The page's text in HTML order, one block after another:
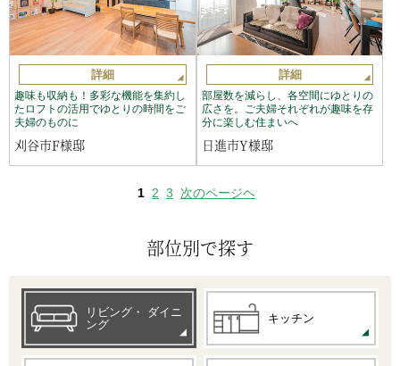
部位別で探す
リビング・
ダイニ
ング
キッチン
詳細
趣味も収納も！多彩な機能を集約し
たロフトの活用でゆとりの時間をご
夫婦のものに
刈谷市F様邸
詳細
部屋数を減らし、各空間にゆとりの
広さを。ご夫婦それぞれが趣味を存
分に楽しむ住まいへ
日進市Y様邸
1 2 3 次のページヘ